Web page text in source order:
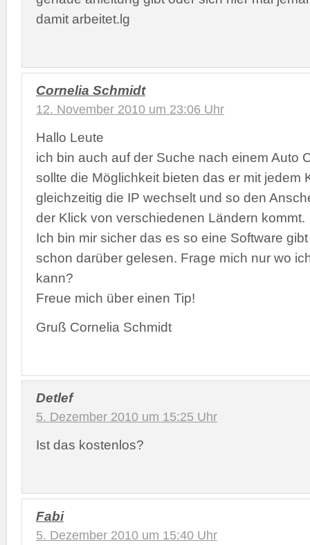
damit arbeitet.lg
Cornelia Schmidt
12. November 2010 um 23:06 Uhr
Hallo Leute
ich bin auch auf der Suche nach einem Auto
sollte die Möglichkeit bieten das er mit jedem
gleichzeitig die IP wechselt und so den
der Klick von verschiedenen Ländern kommt.
Ich bin mir sicher das es so eine Software
schon darüber gelesen. Frage mich nur wo
kann?
Freue mich über einen Tip!
Gruß Cornelia Schmidt
Detlef
5. Dezember 2010 um 15:25 Uhr
Ist das kostenlos?
Fabi
5. Dezember 2010 um 15:40 Uhr